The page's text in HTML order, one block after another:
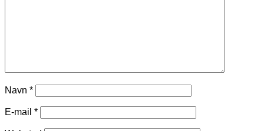
Navn *
E-mail *